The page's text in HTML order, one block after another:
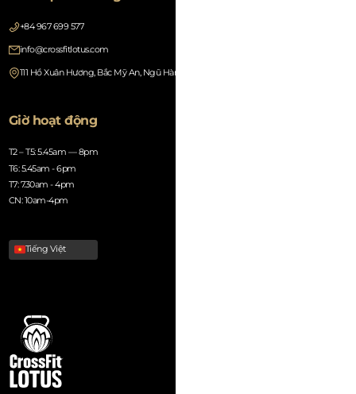
+84 967 699 577
info@crossfitlotus.com
111 Hồ Xuân Hương, Bắc Mỹ An, Ngũ Hành Sơn, Đà Nẵng 550000, Vietnam
Giờ hoạt động
T2 – T5: 5.45am — 8pm
T6: 5.45am - 6pm
T7: 7.30am - 4pm
CN: 10am-4pm
Tiếng Việt